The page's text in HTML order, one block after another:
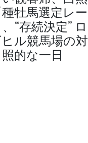
牡馬選定レー
“存続決定” ロ
ル競馬場の対
照的な一日